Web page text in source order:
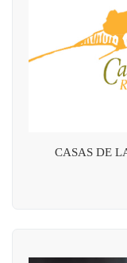
CASAS DE